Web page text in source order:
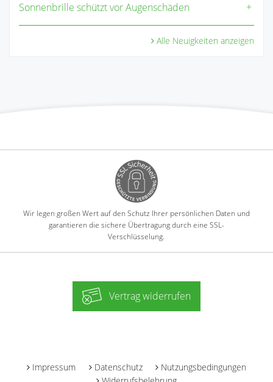
Sonnenbrille schützt vor Augenschäden
Alle Neuigkeiten anzeigen
Wir legen großen Wert auf den Schutz Ihrer persönlichen Daten und
garantieren die sichere Übertragung durch eine SSL-
Verschlüsselung.
Vertrag widerrufen
Impressum Datenschutz
Nutzungsbedingungen